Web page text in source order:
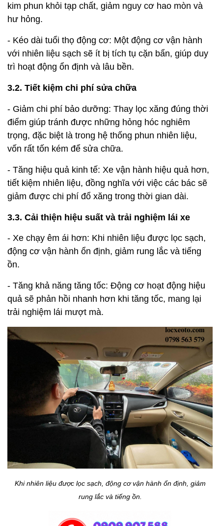
kim phun khỏi tạp chất, giảm nguy cơ hao mòn và
hư hỏng.
- Kéo dài tuổi thọ động cơ: Một động cơ vận hành
với nhiên liệu sạch sẽ ít bị tích tụ cặn bẩn, giúp duy
trì hoạt động ổn định và lâu bền.
3.2. Tiết kiệm chi phí sửa chữa
- Giảm chi phí bảo dưỡng: Thay lọc xăng đúng thời
điểm giúp tránh được những hỏng hóc nghiêm
trọng, đặc biệt là trong hệ thống phun nhiên liệu,
vốn rất tốn kém để sửa chữa.
- Tăng hiệu quả kinh tế: Xe vận hành hiệu quả hơn,
tiết kiệm nhiên liệu, đồng nghĩa với việc các bác sẽ
giảm được chi phí đổ xăng trong thời gian dài.
3.3. Cải thiện hiệu suất và trải nghiệm lái xe
- Xe chạy êm ái hơn: Khi nhiên liệu được lọc sạch,
động cơ vận hành ổn định, giảm rung lắc và tiếng
ồn.
- Tăng khả năng tăng tốc: Động cơ hoạt động hiệu
quả sẽ phản hồi nhanh hơn khi tăng tốc, mang lại
trải nghiệm lái mượt mà.
Khi nhiên liệu được lọc sạch, động cơ vận hành ổn định, giảm
rung lắc và tiếng ồn.